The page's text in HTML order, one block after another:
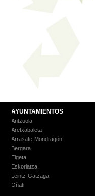
AYUNTAMIENTOS
Antzuola
Aretxabaleta
Arrasate-Mondragón
Bergara
Elgeta
Eskoriatza
Leintz-Gatzaga
Oñati